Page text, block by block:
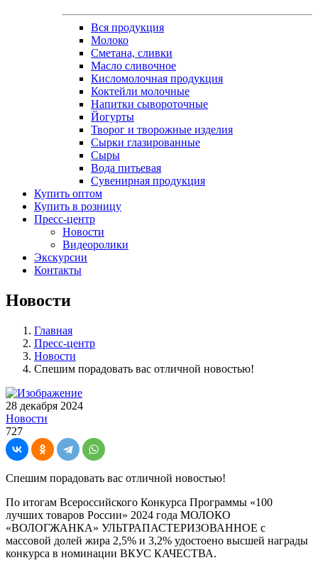
Вся продукция
Молоко
Сметана, сливки
Масло сливочное
Кисломолочная продукция
Коктейли молочные
Напитки сывороточные
Йогурты
Творог и творожные изделия
Сырки глазированные
Сыры
Вода питьевая
Сувенирная продукция
Купить оптом
Купить в розницу
Пресс-центр
Новости
Видеоролики
Экскурсии
Контакты
Новости
Главная
Пресс-центр
Новости
Спешим порадовать вас отличной новостью!
28 декабря 2024
Новости
727
Спешим порадовать вас отличной новостью!
По итогам Всероссийского Конкурса Программы «100
лучших товаров России» 2024 года МОЛОКО
«ВОЛОГЖАНКА» УЛЬТРАПАСТЕРИЗОВАННОЕ с
массовой долей жира 2,5% и 3,2% удостоено высшей награды
конкурса в номинации ВКУС КАЧЕСТВА.